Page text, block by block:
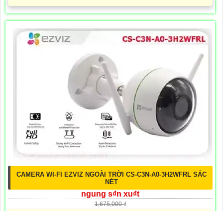
CAMERA WI-FI EZVIZ NGOÀI TRỜI CS-C3N-A0-3H2WFRL SẮC
NÉT
ngung s₫n xu₫t
1,675,000 ₫